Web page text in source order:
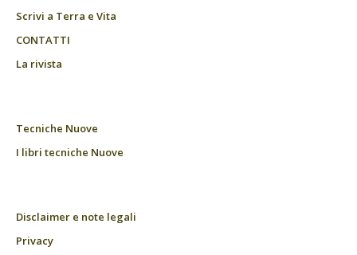
Scrivi a Terra e Vita
CONTATTI
La rivista
Tecniche Nuove
I libri tecniche Nuove
Disclaimer e note legali
Privacy